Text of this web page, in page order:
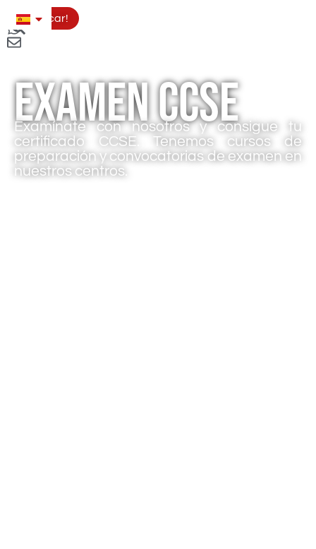
Aplicar!
Examen CCSE
Examínate con nosotros y consigue tu
certificado CCSE. Tenemos cursos de
preparación y convocatorias de examen en
nuestros centros.